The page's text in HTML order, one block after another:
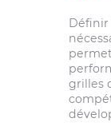
grilles